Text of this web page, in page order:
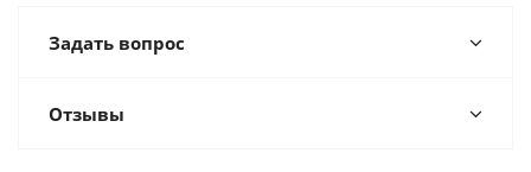
Задать вопрос
Отзывы